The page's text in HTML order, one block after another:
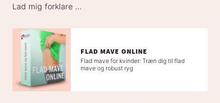
Lad mig forklare …
FLAD MAVE ONLINE
Flad mave for kvinder: Træn dig til flad
mave og robust ryg